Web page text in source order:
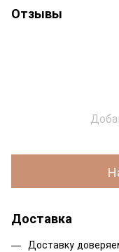
Отзывы
Доставка
Доставку